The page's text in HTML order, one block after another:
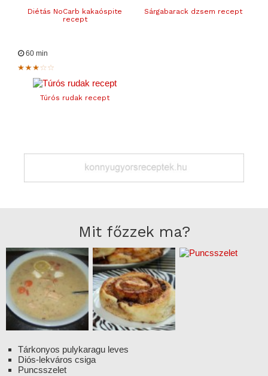
Diétás NoCarb kakaóspite
recept
Sárgabarack dzsem recept
60 min
Túrós rudak recept
Mit főzzek ma?
Tárkonyos pulykaragu leves
Diós-lekváros csiga
Puncsszelet